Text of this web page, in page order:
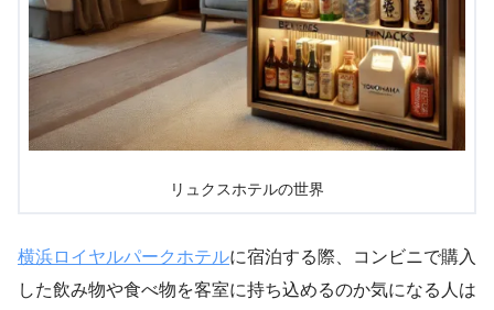
リュクスホテルの世界
横浜ロイヤルパークホテルに宿泊する際、コンビニで購入
した飲み物や食べ物を客室に持ち込めるのか気になる人は